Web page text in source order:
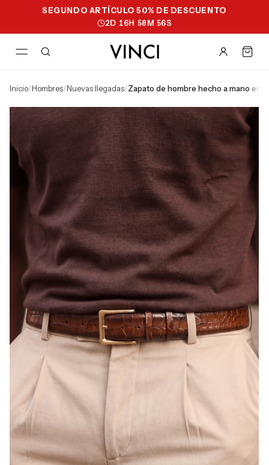
SEGUNDO ARTÍCULO 50% DE DESCUENTO
2D 16H 58M 56S
inicio/ hombres/ nuevas llegadas/ zapato de hombre hecho a mano en